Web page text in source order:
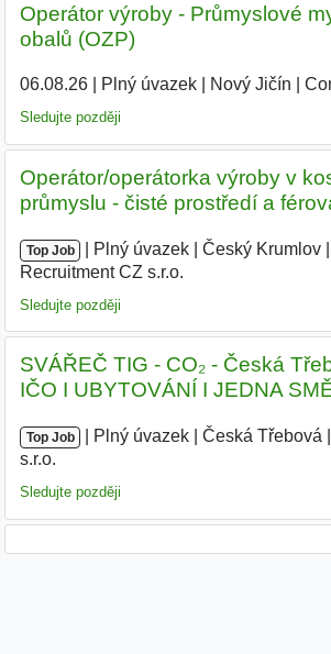
Operátor výroby - Průmyslové
obalů (OZP)
06.08.26| Plný úvazek| Nový Jičín
Sledujte později
Operátor/operátorka výroby v
průmyslu - čisté prostředí a
Top Job Plný úvazek Český Krumlov
Recruitment CZ s.r.o.
Sledujte později
SVÁŘEČ TIG - CO₂ - Česká
IČO I UBYTOVÁNÍ I JEDNA
Top Job Plný úvazek Česká Třebová
s.r.o.
Sledujte později